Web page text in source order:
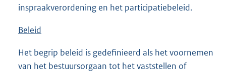
inspraakverordening en het participatiebeleid.
Beleid
Het begrip beleid is gedefinieerd als het voornemen
van het bestuursorgaan tot het vaststellen of